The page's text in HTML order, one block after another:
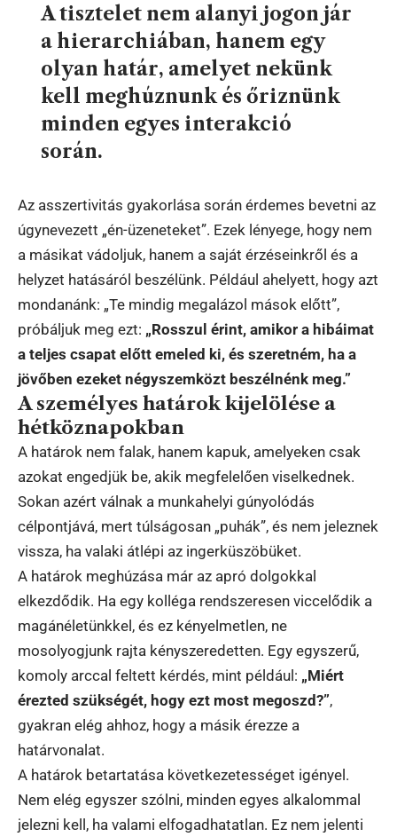
A tisztelet nem alanyi jogon jár
a hierarchiában, hanem egy
olyan határ, amelyet nekünk
kell meghúznunk és őriznünk
minden egyes interakció
során.
Az asszertivitás gyakorlása során érdemes bevetni az
úgynevezett „én-üzeneteket”. Ezek lényege, hogy nem
a másikat vádoljuk, hanem a saját érzéseinkről és a
helyzet hatásáról beszélünk. Például ahelyett, hogy azt
mondanánk: „Te mindig megalázol mások előtt”,
próbáljuk meg ezt: „Rosszul érint, amikor a hibáimat
a teljes csapat előtt emeled ki, és szeretném, ha a
jövőben ezeket négyszemközt beszélnénk meg.”
A személyes határok kijelölése a
hétköznapokban
A határok nem falak, hanem kapuk, amelyeken csak
azokat engedjük be, akik megfelelően viselkednek.
Sokan azért válnak a munkahelyi gúnyolódás
célpontjává, mert túlságosan „puhák”, és nem jeleznek
vissza, ha valaki átlépi az ingerküszöbüket.
A határok meghúzása már az apró dolgokkal
elkezdődik. Ha egy kolléga rendszeresen viccelődik a
magánéletünkkel, és ez kényelmetlen, ne
mosolyogjunk rajta kényszeredetten. Egy egyszerű,
komoly arccal feltett kérdés, mint például: „Miért
érezted szükségét, hogy ezt most megoszd?”,
gyakran elég ahhoz, hogy a másik érezze a
határvonalat.
A határok betartatása következetességet igényel.
Nem elég egyszer szólni, minden egyes alkalommal
jelezni kell, ha valami elfogadhatatlan. Ez nem jelenti